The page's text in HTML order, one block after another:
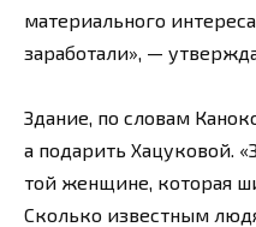
материального
заработали», —
Здание, по словам
а подарить Хацуковой.
той женщине, которая
Сколько известным